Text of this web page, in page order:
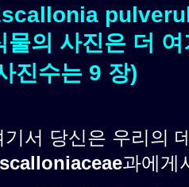
물의 사진은 더
진수는 9 장)
기서 당신은 우리의
과에게